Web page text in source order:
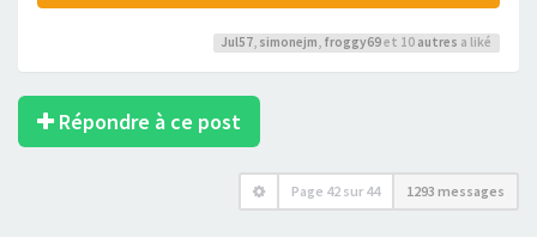
Jul57, simonejm, froggy69et 10 autres a liké
Répondre à ce post
Page 42 sur 44 1293 messages